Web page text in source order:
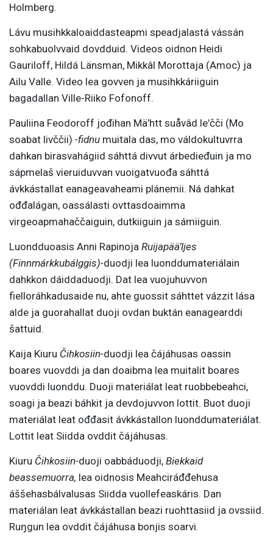
Holmberg.
Lávu musihkkaloaiddasteapmi speadjalastá vássán
sohkabuolvvaid dovdduid. Videos oidnon Heidi
Gauriloff, Hildá Länsman, Mikkâl Morottaja (Amoc) ja
Ailu Valle. Video lea govven ja musihkkáriiguin
bagadallan Ville-Riiko Fofonoff.
Pauliina Feodoroff jođihan Mäʹhtt suåvâd leʹčči (Mo
soabat livččii) -fidnu muitala das, mo váldokultuvrra
dahkan birasvahágiid sáhttá divvut árbedieđuin ja mo
sápmelaš vieruiduvvan vuoigatvuođa sáhttá
ávkkástallat eanageavaheami plánemii. Ná dahkat
ođđalágan, oassálasti ovttasdoaimma
virgeoapmahaččaiguin, dutkiiguin ja sámiiguin.
Luondduoasis Anni Rapinoja Ruijapää’ljes
(Finnmárkkubálggis)-duodji lea luonddumateriálain
dahkkon dáiddaduodji. Dat lea vuojuhuvvon
fielloráhkadusaide nu, ahte guossit sáhttet vázzit lása
alde ja guorahallat duoji ovdan buktán eanagearddi
šattuid.
Kaija Kiuru Čihkosiin-duodji lea čájáhusas oassin
boares vuovddi ja dan doaibma lea muitalit boares
vuovddi luonddu. Duoji materiálat leat ruobbebeahci,
soagi ja beazi báhkit ja devdojuvvon lottit. Buot duoji
materiálat leat ođđasit ávkkástallon luonddumateriálat.
Lottit leat Siidda ovddit čájáhusas.
Kiuru Čihkosiin-duoji oabbáduodji, Biekkaid
beassemuorra, lea oidnosis Meahciráđđehusa
áššehasbálvalusas Siidda vuollefeaskáris. Dan
materiálan leat ávkkástallan beazi ruohttasiid ja ovssiid.
Ruŋgun lea ovddit čájáhusa bonjis soarvi.